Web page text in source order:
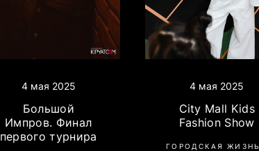
4 мая 2025
Большой
Импров. Финал
первого турнира
4 мая 2025
City Mall Kids
Fashion Show
ГОРОДСКАЯ ЖИЗНЬ